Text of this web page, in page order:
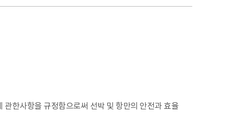
한사항을 규정함으로써 선박 및 항만의 안전과 효율